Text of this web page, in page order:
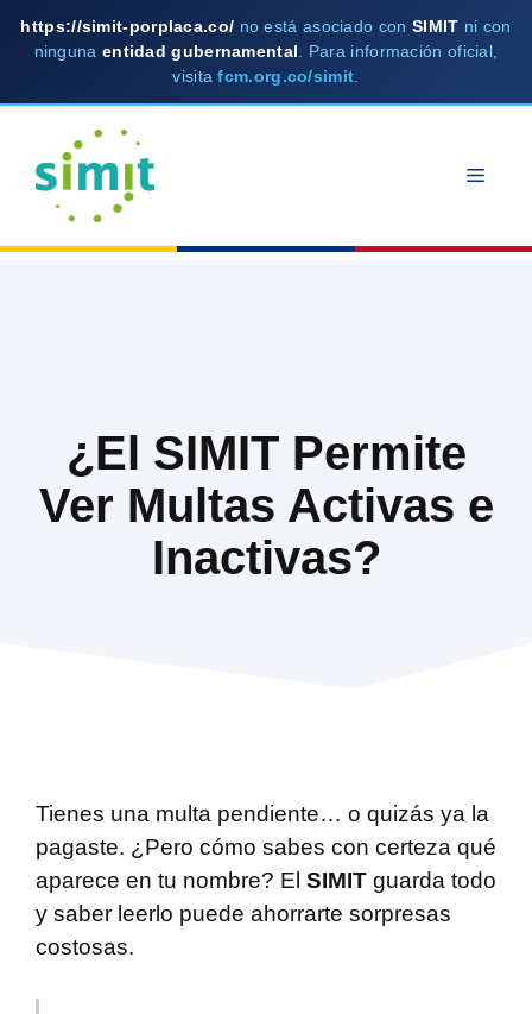
https://simit-porplaca.co/ no está asociado con SIMIT ni con
ninguna entidad gubernamental . Para información oficial,
visitafcm.org.co/simit
content
¿El SIMIT Permite
Ver Multas Activas e
Inactivas?
Tienes una multa pendiente… o quizás ya la
pagaste. ¿Pero cómo sabes con certeza qué
aparece en tu nombre? El SIMIT guarda todo
y saber leerlo puede ahorrarte sorpresas
costosas.